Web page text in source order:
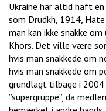
Ukraine har altid haft
som Drudkh, 1914,
man kan ikke snakke
Khors. Det ville være
hvis man snakkede om
hvis man snakkede om
grundlagt tilbage i
”supergruppe”, da